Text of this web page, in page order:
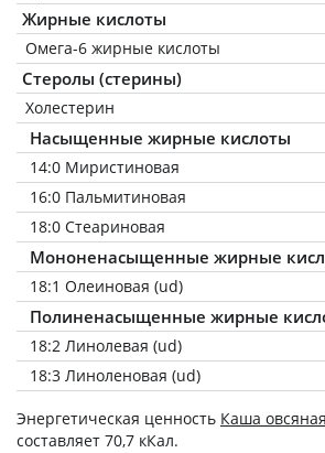
Жирные кислоты
Омега-6 жирные кислоты
Стеролы (стерины)
Холестерин
Насыщенные жирные кислоты
14:0 Миристиновая
16:0 Пальмитиновая
18:0 Стеариновая
Мононенасыщенные жирные
18:1 Олеиновая (ud)
Полиненасыщенные жирные
18:2 Линолевая (ud)
18:3 Линоленовая (ud)
Энергетическая ценность Каша
составляет 70,7 кКал.